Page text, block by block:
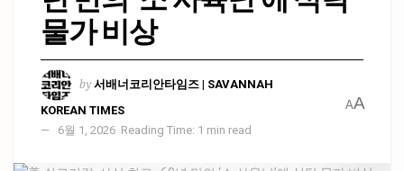
물가 비상
by 서배너코리안타임즈 | SAVANNAH
KOREAN TIMES
6월 1, 2026 Reading Time: 1 min read
AA